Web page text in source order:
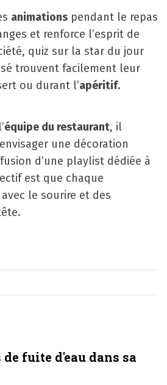
animations pendant le repas
et renforce l’esprit de
quiz sur la star du jour
trouvent facilement leur
ou durant l’apéritif.
équipe du restaurant, il
une décoration
d’une playlist dédiée à
est que chaque
le sourire et des
de fuite d'eau dans sa